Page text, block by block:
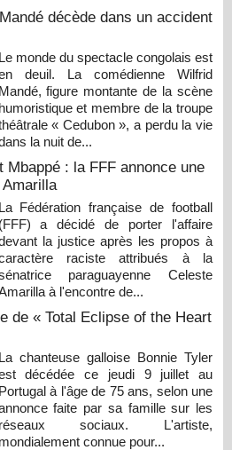
décède dans un accident
Le monde du spectacle congolais est
deuil. La comédienne Wilfrid
Mandé, figure montante de la scène
humoristique et membre de la troupe
« Cedubon », a perdu la vie
la nuit de...
: la FFF annonce une
La Fédération française de football
(FFF) a décidé de porter l'affaire
la justice après les propos à
raciste attribués à la
paraguayenne Celeste
à l'encontre de...
de « Total Eclipse of the Heart
La chanteuse galloise Bonnie Tyler
décédée ce jeudi 9 juillet au
Portugal à l'âge de 75 ans, selon une
faite par sa famille sur les
réseaux sociaux. L'artiste,
mondialement connue pour...